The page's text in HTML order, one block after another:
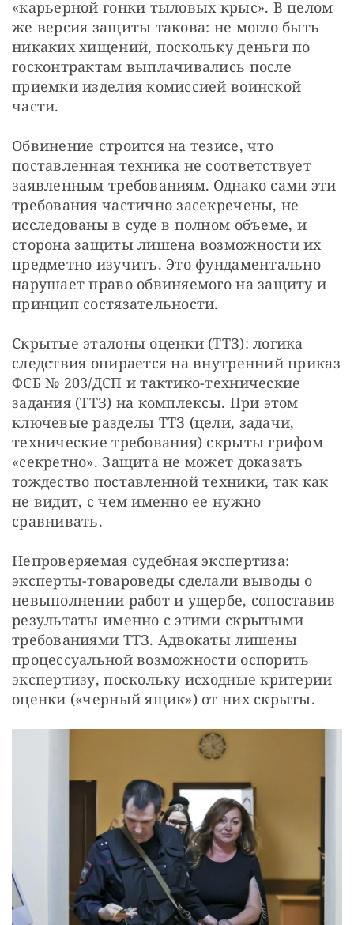
«карьерной гонки тыловых крыс». В целом
же версия защиты такова: не могло быть
никаких хищений, поскольку деньги по
госконтрактам выплачивались после
приемки изделия комиссией воинской
части.
Обвинение строится на тезисе, что
поставленная техника не соответствует
заявленным требованиям. Однако сами эти
требования частично засекречены, не
исследованы в суде в полном объеме, и
сторона защиты лишена возможности их
предметно изучить. Это фундаментально
нарушает право обвиняемого на защиту и
принцип состязательности.
Скрытые эталоны оценки (ТТЗ): логика
следствия опирается на внутренний приказ
ФСБ № 203/ДСП и тактико-технические
задания (ТТЗ) на комплексы. При этом
ключевые разделы ТТЗ (цели, задачи,
технические требования) скрыты грифом
«секретно». Защита не может доказать
тождество поставленной техники, так как
не видит, с чем именно ее нужно
сравнивать.
Непроверяемая судебная экспертиза:
эксперты-товароведы сделали выводы о
невыполнении работ и ущербе, сопоставив
результаты именно с этими скрытыми
требованиями ТТЗ. Адвокаты лишены
процессуальной возможности оспорить
экспертизу, поскольку исходные критерии
оценки («черный ящик») от них скрыты.